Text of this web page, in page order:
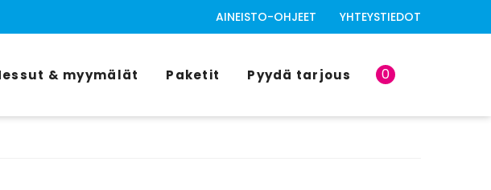
AINEISTO-OHJEET YHTEYSTIEDOT
& myymälät Paketit Pyydä tarjous 0